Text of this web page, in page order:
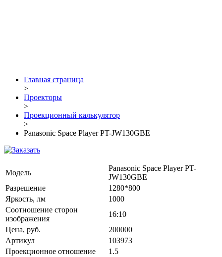
Главная страница
>
Проекторы
>
Проекционный калькулятор
>
Panasonic Space Player PT-JW130GBE
Модель
Panasonic Space Player PT-
JW130GBE
Разрешение
1280*800
Яркость, лм
1000
Соотношение сторон
изображения
16:10
Цена, руб.
200000
Артикул
103973
Проекционное отношение
1.5